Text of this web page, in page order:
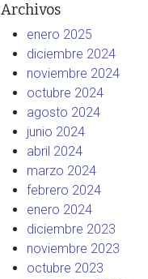
Archivos
enero 2025
diciembre 2024
noviembre 2024
octubre 2024
agosto 2024
junio 2024
abril 2024
marzo 2024
febrero 2024
enero 2024
diciembre 2023
noviembre 2023
octubre 2023